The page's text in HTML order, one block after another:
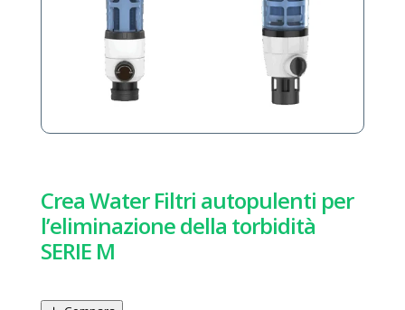
Crea Water Filtri autopulenti per
l’eliminazione della torbidità
SERIE M